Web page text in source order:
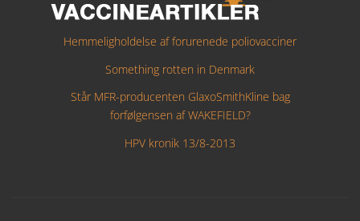
Hemmeligholdelse af forurenede poliovacciner
Something rotten in Denmark
Står MFR-producenten GlaxoSmithKline bag
forfølgensen af WAKEFIELD?
HPV kronik 13/8-2013